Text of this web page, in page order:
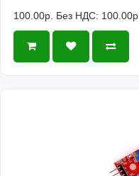
100.00р. Без НДС: 100.00р.